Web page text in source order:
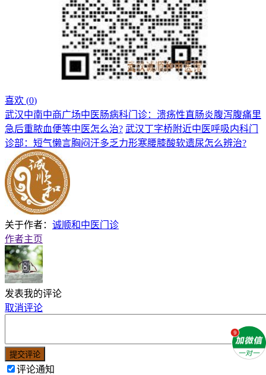
喜欢 (0)
武汉中南中商广场中医肠病科门诊：溃疡性直肠炎腹泻腹痛里
急后重脓血便等中医怎么治? 武汉丁字桥附近中医呼吸内科门
诊部：短气懒言胸闷汗多乏力形寒腰膝酸软遗尿怎么辨治?
关于作者： 诚顺和中医门诊
作者主页
发表我的评论
取消评论
提交评论
评论通知